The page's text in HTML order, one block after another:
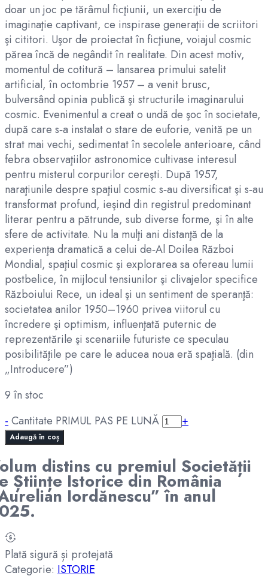
doar un joc pe tărâmul ficţiunii, un exerciţiu de
imaginaţie captivant, ce inspirase generaţii de scriitori
şi cititori. Uşor de proiectat în ficţiune, voiajul cosmic
părea încă de negândit în realitate. Din acest motiv,
momentul de cotitură – lansarea primului satelit
artificial, în octombrie 1957 – a venit brusc,
bulversând opinia publică şi structurile imaginarului
cosmic. Evenimentul a creat o undă de şoc în societate,
după care s‑a instalat o stare de euforie, venită pe un
strat mai vechi, sedimentat în secolele anterioare, când
febra observaţiilor astronomice cultivase interesul
pentru misterul corpurilor cereşti. După 1957,
naraţiunile despre spaţiul cosmic s‑au diversificat şi s‑au
transformat profund, ieşind din registrul predominant
literar pentru a pătrunde, sub diverse forme, şi în alte
sfere de activitate. Nu la mulţi ani distanţă de la
experienţa dramatică a celui de‑Al Doilea Război
Mondial, spaţiul cosmic şi explorarea sa ofereau lumii
postbelice, în mijlocul tensiunilor şi clivajelor specifice
Războiului Rece, un ideal şi un sentiment de speranţă:
societatea anilor 1950–1960 privea viitorul cu
încredere şi optimism, influenţată puternic de
reprezentările şi scenariile futuriste ce speculau
posibilităţile pe care le aducea noua eră spaţială. (din
„Introducere”)
9 în stoc
-Cantitate PRIMUL PAS PE LUNĂ +
Adaugă în coș
distins cu premiul Societății
Științe Istorice din România
Iordănescu” în anul
Plată sigură și protejată
Categorie: ISTORIE